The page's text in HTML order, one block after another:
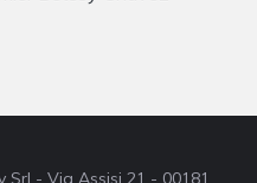
- Via Assisi 21 - 00181